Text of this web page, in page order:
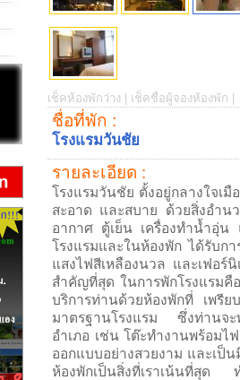
เช็คห้องพักว่าง | เช็คชื่อผู้จองห้องพัก |
ชื่อที่พัก :
โรงแรมวันชัย
รายละเอียด :
โรงแรมวันชัย ตั้งอยู่กลางใจเ
สะอาด และสบาย ด้วยสิ่งอำน
อากาศ ตู้เย็น เครื่องทำน้ำอุ่
โรงแรมและในห้องพัก ได้รับก
แสงไฟสีเหลืองนวล และเฟอร์
สำคัญที่สุด ในการพักโรงแรมคื
บริการท่านด้วยห้องพักที่ เพรีย
มาตรฐานโรงแรม ซึ่งท่านจะ
อำเภอ เช่น โต๊ะทำงานพร้อมไ
ออกแบบอย่างสวยงาม และเป็
ห้องพักเป็นสิ่งที่เราเน้นที่สุด